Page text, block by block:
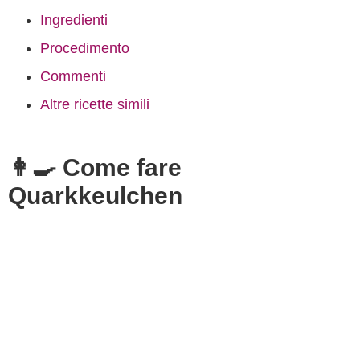
Ingredienti
Procedimento
Commenti
Altre ricette simili
👩‍🍳 Come fare
Quarkkeulchen